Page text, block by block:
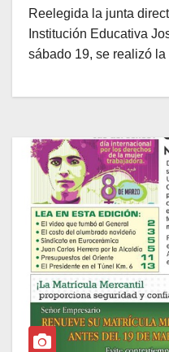
Reelegida la junta
Institución Educativa
sábado 19, se realizó